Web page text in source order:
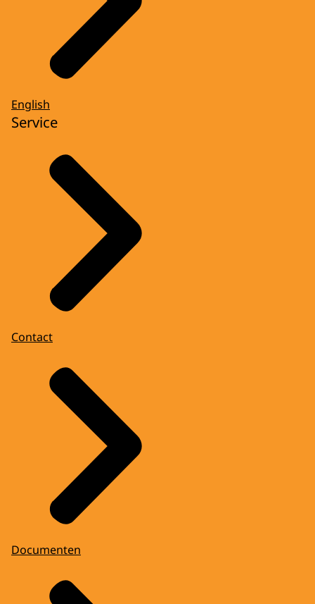
English
Service
Contact
Documenten